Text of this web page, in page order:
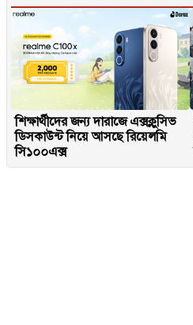
শিক্ষার্থীদের জন্য দারাজে এক্সক্লুসিভ
ডিসকাউন্ট নিয়ে আসছে রিয়েলমি
সি১০০এক্স